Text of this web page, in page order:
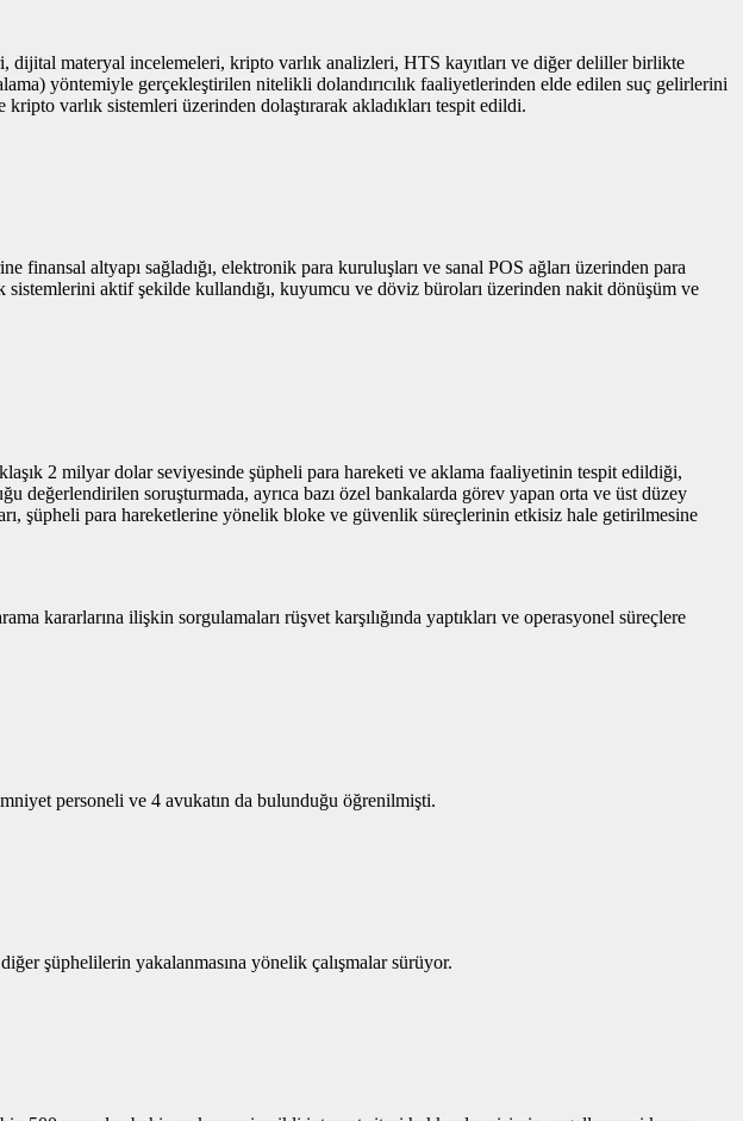
dijital materyal incelemeleri, kripto varlık analizleri, HTS kayıtları ve diğer deliller birlikte
yöntemiyle gerçekleştirilen nitelikli dolandırıcılık faaliyetlerinden elde edilen suç gelirlerini
varlık sistemleri üzerinden dolaştırarak akladıkları tespit edildi.
finansal altyapı sağladığı, elektronik para kuruluşları ve sanal POS ağları üzerinden para
aktif şekilde kullandığı, kuyumcu ve döviz büroları üzerinden nakit dönüşüm ve
2 milyar dolar seviyesinde şüpheli para hareketi ve aklama faaliyetinin tespit edildiği,
soruşturmada, ayrıca bazı özel bankalarda görev yapan orta ve üst düzey
şüpheli para hareketlerine yönelik bloke ve güvenlik süreçlerinin etkisiz hale getirilmesine
kararlarına ilişkin sorgulamaları rüşvet karşılığında yaptıkları ve operasyonel süreçlere
personeli ve 4 avukatın da bulunduğu öğrenilmişti.
şüphelilerin yakalanmasına yönelik çalışmalar sürüyor.